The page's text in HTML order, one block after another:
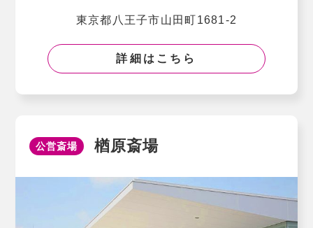
東京都八王子市山田町1681-2
詳細はこちら
公営斎場 楢原斎場